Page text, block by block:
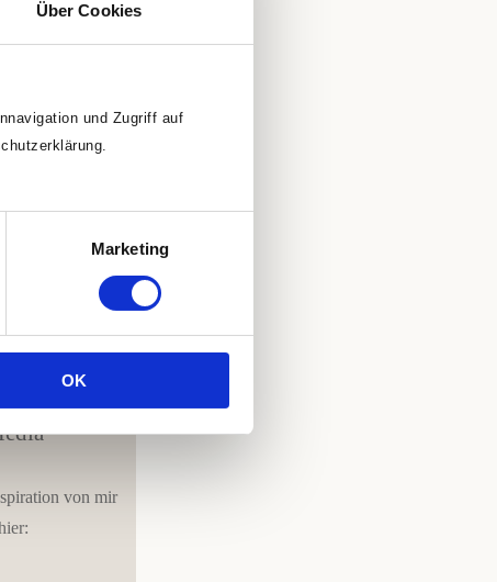
Über Cookies
und Zugriff auf
Marketing
OK
von mir